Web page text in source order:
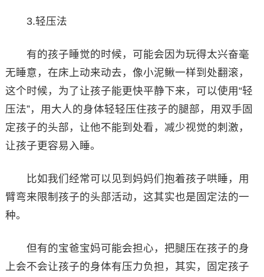
3.轻压法
有的孩子睡觉的时候，可能会因为玩得太兴奋毫
无睡意，在床上动来动去，像小泥鳅一样到处翻滚，
这个时候，为了让孩子能更快平静下来，可以使用“轻
压法”，用大人的身体轻轻压住孩子的腿部，用双手固
定孩子的头部，让他不能到处看，减少视觉的刺激，
让孩子更容易入睡。
比如我们经常可以见到妈妈们抱着孩子哄睡，用
臂弯来限制孩子的头部活动，这其实也是固定法的一
种。
但有的宝爸宝妈可能会担心，把腿压在孩子的身
上会不会让孩子的身体有压力负担，其实，固定孩子